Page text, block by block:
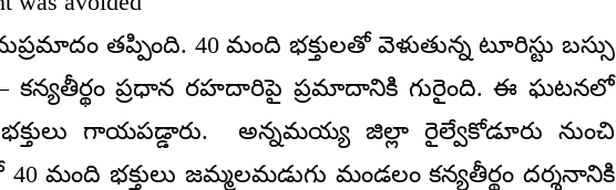
తప్పింది. 40 మంది భక్తులతో వెళుతున్న టూరిస్టు బస్సు
కన్యతీర్థం ప్రధాన రహదారిపై ప్రమాదానికి గురైంది. ఈ ఘటనలో
గాయపడ్డారు. అన్నమయ్య జిల్లా రైల్వేకోడూరు నుంచి
మంది భక్తులు జమ్మలమడుగు మండలం కన్యతీర్థం దర్శనానికి